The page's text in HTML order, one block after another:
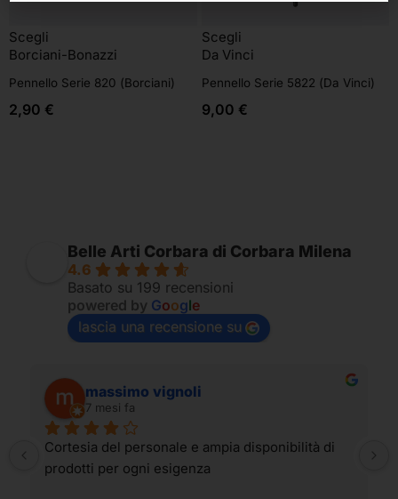
Scegli
Borciani-Bonazzi
Pennello Serie 820 (Borciani)
2,90 €
Scegli
Da Vinci
Pennello Serie 5822 (Da Vinci)
9,00 €
Belle Arti Corbara di Corbara Milena
4.6
Basato su 199 recensioni
powered by Google
lascia una recensione su
massimo vignoli
7 mesi fa
Cortesia del personale e ampia disponibilità di
prodotti per ogni esigenza